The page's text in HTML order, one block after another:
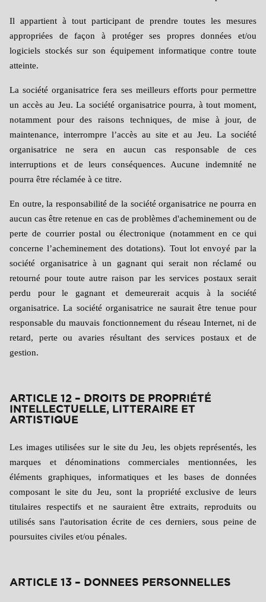
Il appartient à tout participant de prendre toutes les mesures
appropriées de façon à protéger ses propres données et/ou
logiciels stockés sur son équipement informatique contre toute
atteinte.
La société organisatrice fera ses meilleurs efforts pour permettre
un accès au Jeu. La société organisatrice pourra, à tout moment,
notamment pour des raisons techniques, de mise à jour, de
maintenance, interrompre l’accès au site et au Jeu. La société
organisatrice ne sera en aucun cas responsable de ces
interruptions et de leurs conséquences. Aucune indemnité ne
pourra être réclamée à ce titre.
En outre, la responsabilité de la société organisatrice ne pourra en
aucun cas être retenue en cas de problèmes d'acheminement ou de
perte de courrier postal ou électronique (notamment en ce qui
concerne l’acheminement des dotations). Tout lot envoyé par la
société organisatrice à un gagnant qui serait non réclamé ou
retourné pour toute autre raison par les services postaux serait
perdu pour le gagnant et demeurerait acquis à la société
organisatrice. La société organisatrice ne saurait être tenue pour
responsable du mauvais fonctionnement du réseau Internet, ni de
retard, perte ou avaries résultant des services postaux et de
gestion.
ARTICLE 12 – DROITS DE PROPRIÉTÉ
INTELLECTUELLE, LITTERAIRE ET
ARTISTIQUE
Les images utilisées sur le site du Jeu, les objets représentés, les
marques et dénominations commerciales mentionnées, les
éléments graphiques, informatiques et les bases de données
composant le site du Jeu, sont la propriété exclusive de leurs
titulaires respectifs et ne sauraient être extraits, reproduits ou
utilisés sans l'autorisation écrite de ces derniers, sous peine de
poursuites civiles et/ou pénales.
ARTICLE 13 – DONNEES PERSONNELLES